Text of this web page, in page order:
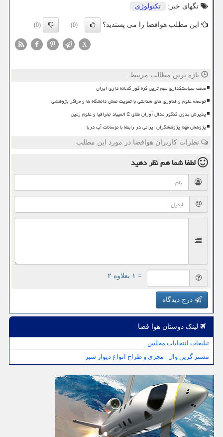
تگهای خبر: تكنولوژی
این مطلب هوافضا را می پسندید؟ (0)
(0)
X
تازه ترین مطالب مرتبط
ضعف سیاستگذاری مهم ترین گره کور گلخانه داری ایران
توسعه علوم و فناوری های شناختی با تقویت نقش دانشگاه ها و مراکز پژوهشی
پذیرش بدون کنکور مدال آوران طلای 2 المپیاد جغرافیا و علوم زمین
پژوهش مهم پژوهشگران ایرانی در رابطه با نوسانات آب دریا
نظرات کاربران هوافضا در مورد این مطلب
لطفا شما همنظر دهید
= ۱ بعلاوه ۲
درج دیدگاه
لینک دوستان هوا فضا
تبلیغات انتخابات مجلس
مستر گرین وال | مجری و طراح انواع دیوار سبز